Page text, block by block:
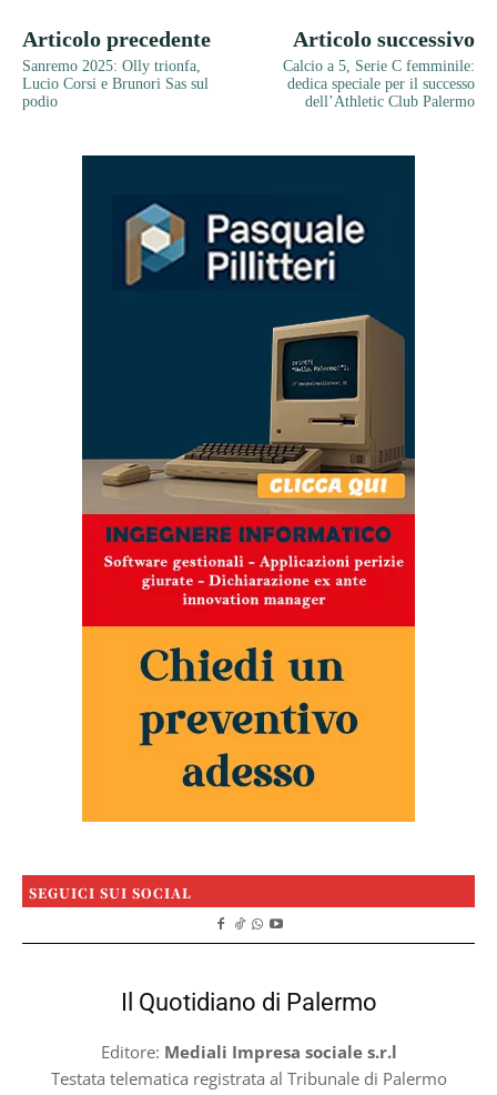
Articolo precedente
Sanremo 2025: Olly trionfa,
Lucio Corsi e Brunori Sas sul
podio
Articolo successivo
Calcio a 5, Serie C femminile:
dedica speciale per il successo
dell’Athletic Club Palermo
SEGUICI SUI SOCIAL
Il Quotidiano di Palermo
Editore: Mediali Impresa sociale s.r.l
Testata telematica registrata al Tribunale di Palermo